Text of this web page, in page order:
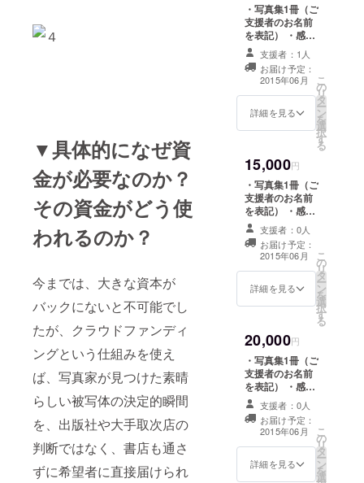
▼具体的になぜ資
金が必要なのか？
その資金がどう使
われるのか？
今までは、大きな資本が
バックにないと不可能でし
たが、クラウドファンディ
ングという仕組みを使え
ば、写真家が見つけた素晴
らしい被写体の決定的瞬間
を、出版社や大手取次店の
判断ではなく、書店も通さ
ずに希望者に直接届けられ
・写真集1冊（ご
支援者のお名前
を表記） ・感謝
のメール ・少女
の写真のポスト
カード（写真は
こちらで選んだ
ものになりま
す）3種 ・少女
支援者：1人
お届け予定：
2015年06月
詳細を見る
こ
の
リ
タ
ー
ン
を
選
択
す
る
15,000円
・写真集1冊（ご
支援者のお名前
を表記） ・感謝
のメール ・少女
の写真のポスト
カード（写真は
こちらで選んだ
ものになりま
す）3種 ・少女
を写した動画 ・
サイン入） 写
真集の中の希望
の写真1カットを
大キャビネプリ
ント
（178mm×127
mm）
支援者：0人
お届け予定：
2015年06月
詳細を見る
こ
の
リ
タ
ー
ン
を
選
択
す
る
20,000円
・写真集1冊（ご
支援者のお名前
を表記） ・感謝
のメール ・少女
の写真のポスト
カード（写真は
こちらで選んだ
ものになりま
す）3種 ・少女
を写した動画 ・
支援者：0人
お届け予定：
2015年06月
詳細を見る
こ
の
リ
タ
ー
ン
を
選